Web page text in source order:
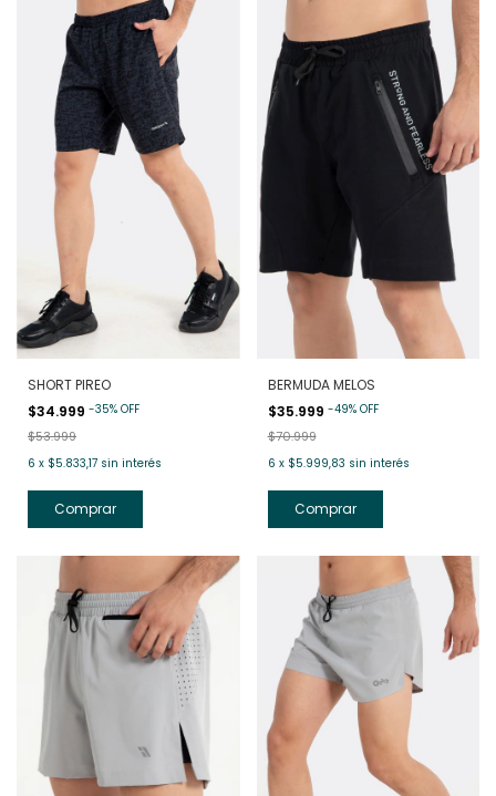
SHORT PIREO
$34.999 -35% OFF
$53.999
6 x $5.833,17 sin interés
Comprar
BERMUDA MELOS
$35.999 -49% OFF
$70.999
6 x $5.999,83 sin interés
Comprar